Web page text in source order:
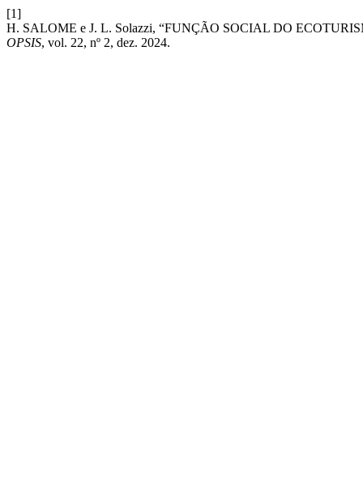
[1]
H. SALOME e J. L. Solazzi, “FUNÇÃO SOCIAL DO
OPSIS, vol. 22, nº 2, dez. 2024.